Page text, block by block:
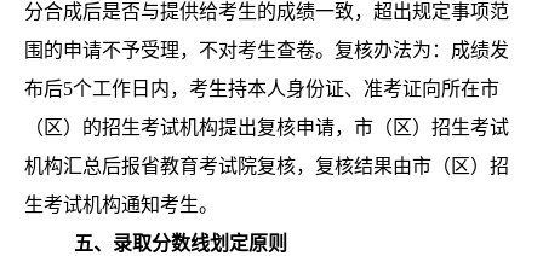
分合成后是否与提供给考生的成绩一致，超出规定事项范
围的申请不予受理，不对考生查卷。复核办法为：成绩发
布后5个工作日内，考生持本人身份证、准考证向所在市
（区）的招生考试机构提出复核申请，市（区）招生考试
机构汇总后报省教育考试院复核，复核结果由市（区）招
生考试机构通知考生。
五、录取分数线划定原则